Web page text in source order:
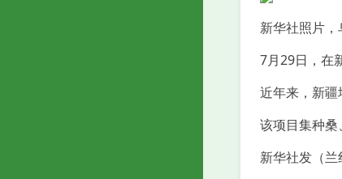
新华社照片
7月29日，在
近年来，新疆
该项目集种桑
新华社发（兰